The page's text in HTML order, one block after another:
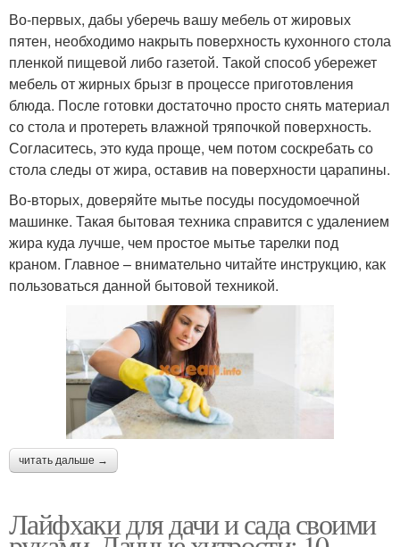
Во-первых, дабы уберечь вашу мебель от жировых
пятен, необходимо накрыть поверхность кухонного стола
пленкой пищевой либо газетой. Такой способ убережет
мебель от жирных брызг в процессе приготовления
блюда. После готовки достаточно просто снять материал
со стола и протереть влажной тряпочкой поверхность.
Согласитесь, это куда проще, чем потом соскребать со
стола следы от жира, оставив на поверхности царапины.
Во-вторых, доверяйте мытье посуды посудомоечной
машинке. Такая бытовая техника справится с удалением
жира куда лучше, чем простое мытье тарелки под
краном. Главное – внимательно читайте инструкцию, как
пользоваться данной бытовой техникой.
читать дальше →
Лайфхаки для дачи и сада своими